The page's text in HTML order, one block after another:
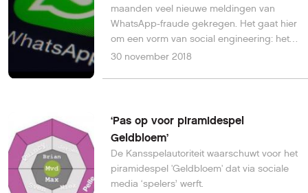
maanden veel nieuwe meldingen van
WhatsApp-fraude gekregen. Het gaat hier
om een vorm van social engineering: het
gebruikmaken van de bereidheid van de
30 november 2018
‘Pas op voor piramidespel
Geldbloem’
De Kansspelautoriteit waarschuwt voor het
piramidespel 'Geldbloem' dat via sociale
media ‘spelers’ werft.